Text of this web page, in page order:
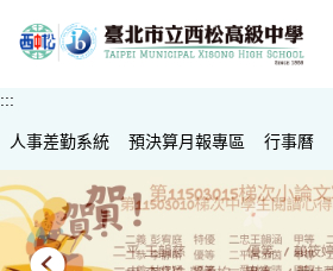
到
容
區
:::
人事差勤系統 預決算月報專區 行事曆